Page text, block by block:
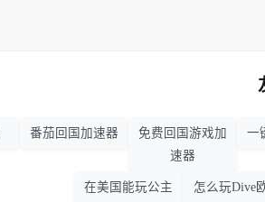
番茄回国加速器
免费回国游戏加
速器
一
在美国能玩公主 怎么玩Dive